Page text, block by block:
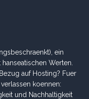
ein
Werten.
auf Hosting? Fuer
koennen:
und Nachhaltigkeit